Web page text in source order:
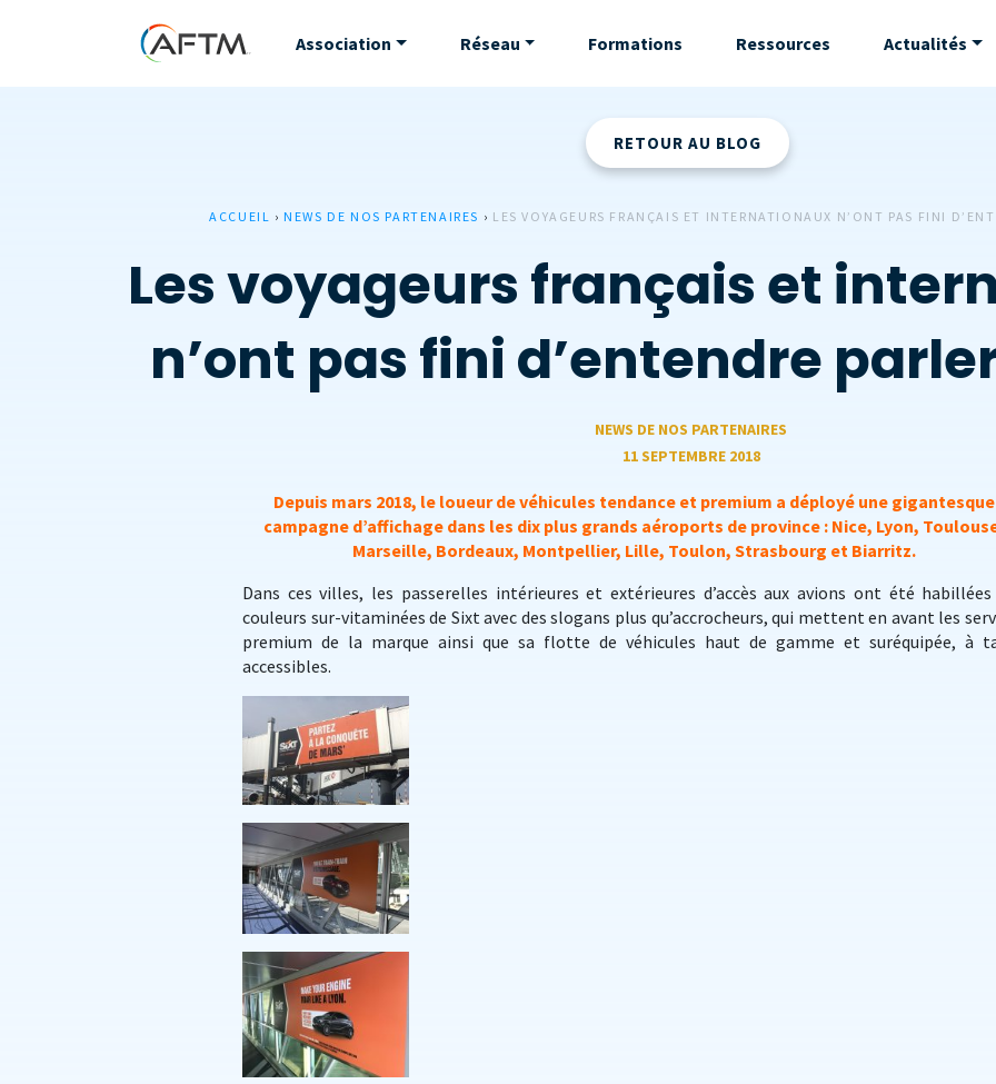
Association Réseau Formations Ressources Actualités
RETOUR AU BLOG
ACCUEIL › NEWS DE NOS PARTENAIRES › LES VOYAGEURS FRANÇAIS ET INTERNATIONAUX N’ONT PAS FINI
Les voyageurs français et
n’ont pas fini d’entendre
NEWS DE NOS PARTENAIRES
11 SEPTEMBRE 2018
Depuis mars 2018, le loueur de véhicules tendance et premium a déployé une gigantesque
campagne d’affichage dans les dix plus grands aéroports de province : Nice, Lyon,
Marseille, Bordeaux, Montpellier, Lille, Toulon, Strasbourg et Biarritz.
Dans ces villes, les passerelles intérieures et extérieures d’accès aux avions ont été habillées
couleurs sur-vitaminées de Sixt avec des slogans plus qu’accrocheurs, qui mettent en avant les
premium de la marque ainsi que sa flotte de véhicules haut de gamme et suréquipée, à
accessibles.